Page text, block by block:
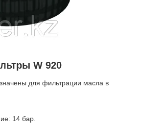
W 920
для фильтрации масла в
14 бар.